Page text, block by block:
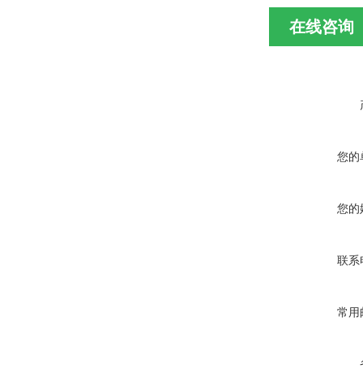
在线咨询
您的
您的
联系
常用